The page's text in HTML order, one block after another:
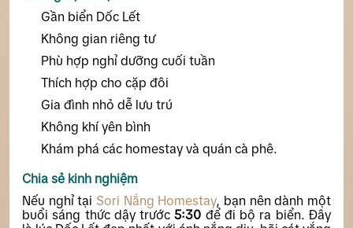
Ăn hải sản
thì homestay đáp ứng tốt mà không cần chi phí cao
như resort.
Gần biển Dốc Lết
Không gian riêng tư
Phù hợp nghỉ dưỡng cuối tuần
Thích hợp cho cặp đôi
Gia đình nhỏ dễ lưu trú
Không khí yên bình
Khám phá các homestay và quán cà phê.
Chia sẻ kinh nghiệm
Nếu nghỉ tại Sori Nắng Homestay, bạn nên dành một
buổi sáng thức dậy trước5:30 để đi bộ ra biển. Đây